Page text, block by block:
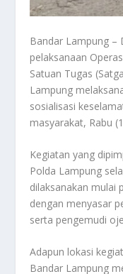
Bandar Lampung –
pelaksanaan
Satuan Tugas
Lampung
sosialisasi
masyarakat, Rabu
Kegiatan yang
Polda Lampung
dilaksanakan mulai
dengan menyasar
serta pengemudi
Adapun lokasi
Bandar Lampung